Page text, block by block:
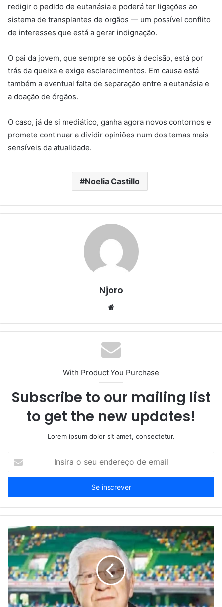
redigir o pedido de eutanásia e poderá ter ligações ao
sistema de transplantes de orgãos — um possível conflito
de interesses que está a gerar indignação.
O pai da jovem, que sempre se opôs à decisão, está por
trás da queixa e exige esclarecimentos. Em causa está
também a eventual falta de separação entre a eutanásia e
a doação de órgãos.
O caso, já de si mediático, ganha agora novos contornos e
promete continuar a dividir opiniões num dos temas mais
sensíveis da atualidade.
Noelia Castillo
Njoro
Website
With Product You Purchase
Subscribe to our mailing list
to get the new updates!
Lorem ipsum dolor sit amet, consectetur.
seu
de
email